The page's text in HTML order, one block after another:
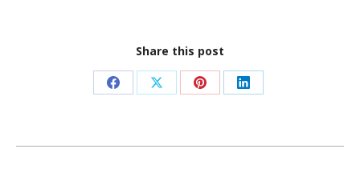
Share this post
Share
Facebook
Share
X
Share
Pinterest
Share
LinkedIn